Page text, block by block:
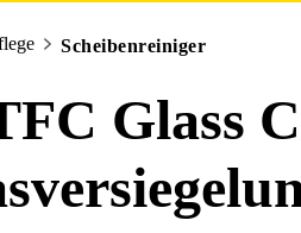
Scheibenreiniger
Glass